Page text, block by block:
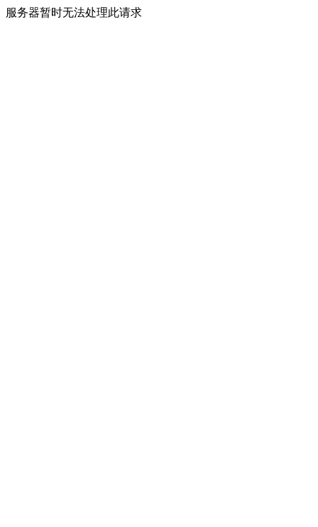
服务器暂时无法处理此请求